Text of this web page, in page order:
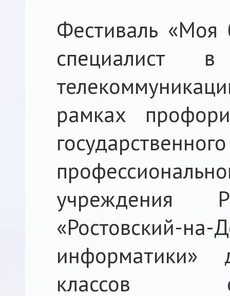
Фестиваль
рамках
учреждения
«Ростовский-
классов